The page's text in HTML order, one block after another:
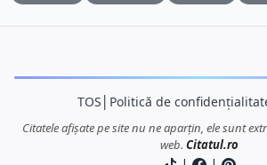
TOS Politică de
Citatele afișate pe site nu ne aparțin, ele sunt
web. Citatul.ro